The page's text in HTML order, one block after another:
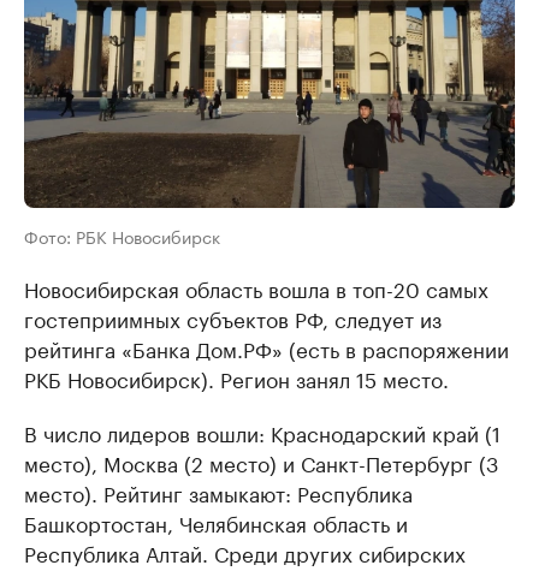
Фото: РБК Новосибирск
Новосибирская область вошла в топ-20 самых
гостеприимных субъектов РФ, следует из
рейтинга «Банка Дом.РФ» (есть в распоряжении
РКБ Новосибирск). Регион занял 15 место.
В число лидеров вошли: Краснодарский край (1
место), Москва (2 место) и Санкт-Петербург (3
место). Рейтинг замыкают: Республика
Башкортостан, Челябинская область и
Республика Алтай. Среди других сибирских